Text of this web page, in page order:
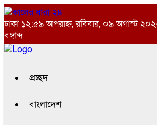
ঢাকা ১২:৫৯ অপরাহ্ন, রবিবার, ০৯ অগাস্ট
বঙ্গাব্দ
প্রচ্ছদ
বাংলাদেশ